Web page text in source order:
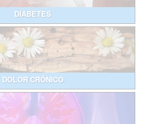
DIABETES
DOLOR CRÓNICO